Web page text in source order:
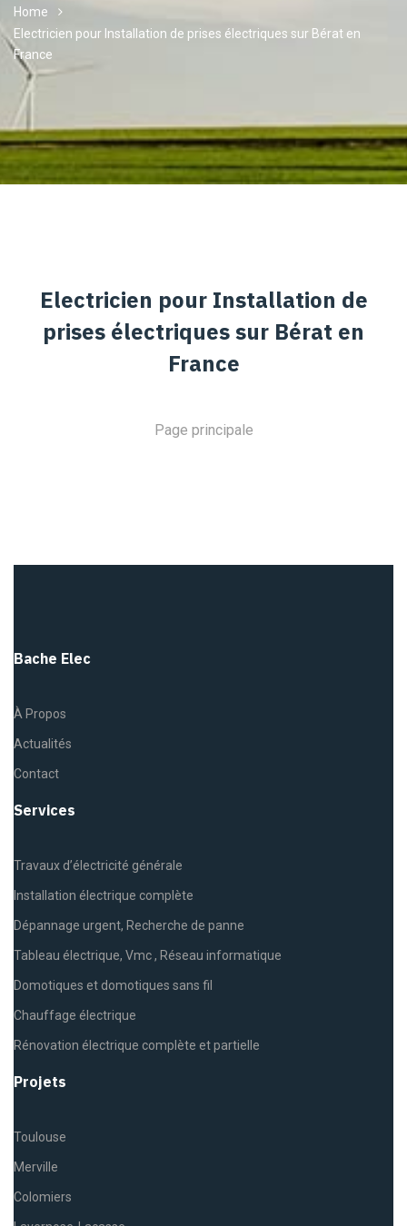
Home
Electricien pour Installation de prises électriques sur Bérat en
France
Electricien pour Installation de
prises électriques sur Bérat en
France
Page principale
Bache Elec
À Propos
Actualités
Contact
Services
Travaux d’électricité générale
Installation électrique complète
Dépannage urgent, Recherche de panne
Tableau électrique, Vmc , Réseau informatique
Domotiques et domotiques sans fil
Chauffage électrique
Rénovation électrique complète et partielle
Projets
Toulouse
Merville
Colomiers